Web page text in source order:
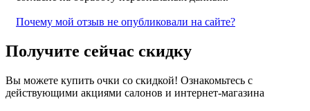
Почему мой отзыв не опубликовали на сайте?
Получите сейчас скидку
Вы можете купить очки со скидкой! Ознакомьтесь с
действующими акциями салонов и интернет-магазина